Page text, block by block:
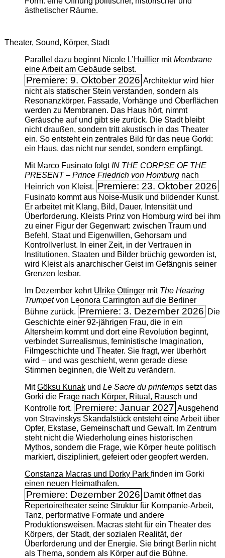
ästhetischer Räume.
Theater, Sound, Körper, Stadt
Parallel dazu beginnt Nicole L’Huilliermit ­Membrane
eine Arbeit am Gebäude selbst.
Premiere: 9. Oktober 2026 Architektur wird hier
nicht als statischer Stein verstanden, sondern als
Resonanzkörper. Fassade, Vorhänge und Oberflächen
werden zu Membranen. Das Haus hört, nimmt
Geräusche auf und gibt sie zurück. Die Stadt bleibt
nicht draußen, sondern tritt akustisch in das Theater
ein. So entsteht ein zentrales Bild für das neue Gorki:
ein Haus, das nicht nur sendet, sondern empfängt.
Mit Marco FusinatofolgtIN THE CORPSE OF THE
PRESENT – Prince Friedrich von Homburgnach
Heinrich von Kleist. Premiere: 23. Oktober 2026
Fusinato kommt aus Noise-Musik und bildender Kunst.
Er arbeitet mit Klang, Bild, Dauer, Intensität und
Überforderung. Kleists Prinz von Homburg wird bei ihm
zu einer Figur der Gegenwart: zwischen Traum und
Befehl, Staat und Eigenwillen, Gehorsam und
Kontrollverlust. In einer Zeit, in der Vertrauen in
Institutionen, Staaten und Bilder brüchig geworden ist,
wird Kleist als anarchischer Geist im Gefängnis seiner
Grenzen lesbar.
Im Dezember kehrt Ulrike Ottingermit The ­Hearing
Trumpetvon Leonora Carrington auf die Berliner
Bühne zurück. Premiere: 3. Dezember 2026 Die
Geschichte einer 92-jährigen Frau, die in ein
Altersheim kommt und dort eine Revolution beginnt,
verbindet Surrealismus, feministische Imagination,
Filmgeschichte und Theater. Sie fragt, wer überhört
wird – und was geschieht, wenn gerade diese
Stimmen beginnen, die Welt zu verändern.
MitGöksu Kunakund Le Sacre du printempssetzt das
Gorki die Frage nach Körper, Ritual, Rausch und
Kontrolle fort. Premiere: Januar 2027 Ausgehend
von Stravinskys Skandalstück entsteht eine Arbeit über
Opfer, Ekstase, Gemeinschaft und Gewalt. Im Zentrum
steht nicht die Wiederholung eines historischen
Mythos, sondern die Frage, wie Körper heute politisch
markiert, diszipliniert, gefeiert oder geopfert werden.
Constanza Macras und Dorky Park finden im Gorki
einen neuen Heimathafen.
Premiere: Dezember 2026 Damit öffnet das
Repertoiretheater seine Struktur für Kompanie-Arbeit,
Tanz, performative Formate und andere
Produktionsweisen. Macras steht für ein Theater des
Körpers, der Stadt, der sozialen Realität, der
Überforderung und der Energie. Sie bringt Berlin nicht
als Thema, sondern als Körper auf die Bühne.